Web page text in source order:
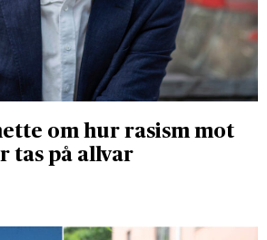
om hur rasism mot
tas på allvar